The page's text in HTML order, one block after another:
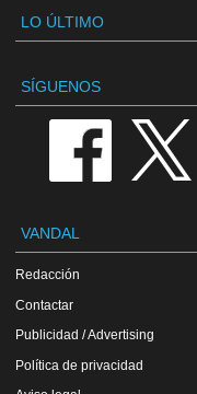
LO ÚLTIMO
SÍGUENOS
VANDAL
Redacción
Contactar
Publicidad / Advertising
Política de privacidad